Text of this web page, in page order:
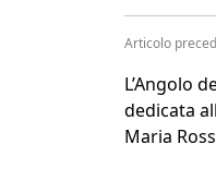
Articolo
L’Angolo
dedicata
Maria